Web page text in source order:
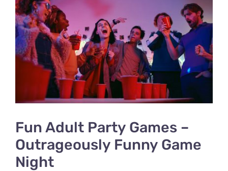
Image
Fun Adult Party Games –
Outrageously Funny Game
Night